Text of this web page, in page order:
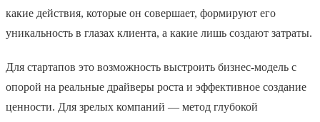
какие действия, которые он совершает, формируют его
уникальность в глазах клиента, а какие лишь создают затраты.
Для стартапов это возможность выстроить бизнес-модель с
опорой на реальные драйверы роста и эффективное создание
ценности. Для зрелых компаний — метод глубокой